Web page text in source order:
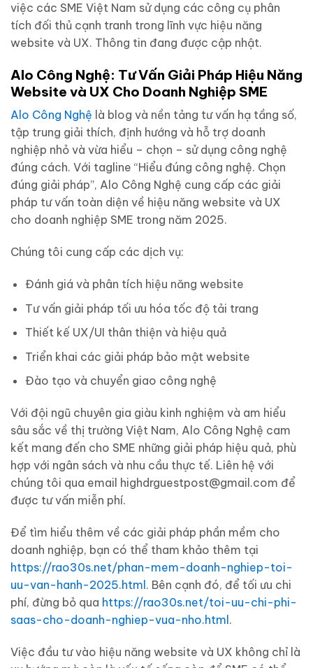
việc các SME Việt Nam sử dụng các công cụ phân
tích đối thủ cạnh tranh trong lĩnh vực hiệu năng
website và UX. Thông tin đang được cập nhật.
Alo Công Nghệ: Tư Vấn Giải Pháp Hiệu Năng
Website và UX Cho Doanh Nghiệp SME
Alo Công Nghệ là blog và nền tảng tư vấn hạ tầng số,
tập trung giải thích, định hướng và hỗ trợ doanh
nghiệp nhỏ và vừa hiểu – chọn – sử dụng công nghệ
đúng cách. Với tagline “Hiểu đúng công nghệ. Chọn
đúng giải pháp”, Alo Công Nghệ cung cấp các giải
pháp tư vấn toàn diện về hiệu năng website và UX
cho doanh nghiệp SME trong năm 2025.
Chúng tôi cung cấp các dịch vụ:
Đánh giá và phân tích hiệu năng website
Tư vấn giải pháp tối ưu hóa tốc độ tải trang
Thiết kế UX/UI thân thiện và hiệu quả
Triển khai các giải pháp bảo mật website
Đào tạo và chuyển giao công nghệ
Với đội ngũ chuyên gia giàu kinh nghiệm và am hiểu
sâu sắc về thị trường Việt Nam, Alo Công Nghệ cam
kết mang đến cho SME những giải pháp hiệu quả, phù
hợp với ngân sách và nhu cầu thực tế. Liên hệ với
chúng tôi qua email highdrguestpost@gmail.com để
được tư vấn miễn phí.
Để tìm hiểu thêm về các giải pháp phần mềm cho
doanh nghiệp, bạn có thể tham khảo thêm tại
https://rao30s.net/phan-mem-doanh-nghiep-toi-
uu-van-hanh-2025.html. Bên cạnh đó, để tối ưu chi
phí, đừng bỏ qua https://rao30s.net/toi-uu-chi-phi-
saas-cho-doanh-nghiep-vua-nho.html.
Việc đầu tư vào hiệu năng website và UX không chỉ là